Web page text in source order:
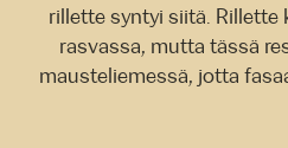
rillette syntyi siitä. Rillette
rasvassa, mutta tässä
mausteliemessä, jotta